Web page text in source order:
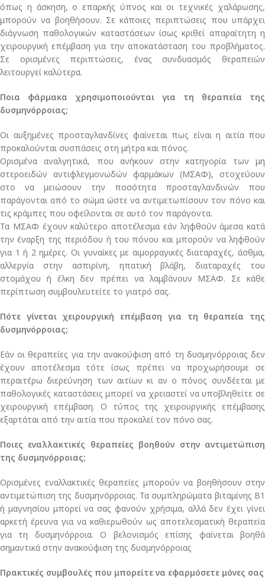
όπως η άσκηση, ο επαρκής ύπνος και οι τεχνικές χαλάρωσης,
μπορούν να βοηθήσουν. Σε κάποιες περιπτώσεις που υπάρχει
διάγνωση παθολογικών καταστάσεων ίσως κριθεί απαραίτητη η
χειρουργική επέμβαση για την αποκατάσταση του προβλήματος.
Σε ορισμένες περιπτώσεις, ένας συνδυασμός θεραπειών
λειτουργεί καλύτερα.
Ποια φάρμακα χρησιμοποιούνται για τη θεραπεία της
δυσμηνόρροιας;
Οι αυξημένες προσταγλανδίνες φαίνεται πως είναι η αιτία που
προκαλούνται συσπάσεις στη μήτρα και πόνος.
Ορισμένα αναλγητικά, που ανήκουν στην κατηγορία των μη
στεροειδών αντιφλεγμονωδών φαρμάκων (ΜΣΑΦ), στοχεύουν
στο να μειώσουν την ποσότητα προσταγλανδινών που
παράγονται από το σώμα ώστε να αντιμετωπίσουν τον πόνο και
τις κράμπες που οφείλονται σε αυτό τον παράγοντα.
Τα ΜΣΑΦ έχουν καλύτερο αποτέλεσμα εάν ληφθούν άμεσα κατά
την έναρξη της περιόδου ή του πόνου και μπορούν να ληφθούν
για 1 ή 2 ημέρες. Οι γυναίκες με αιμορραγικές διαταραχές, άσθμα,
αλλεργία στην ασπιρίνη, ηπατική βλάβη, διαταραχές του
στομάχου ή έλκη δεν πρέπει να λαμβάνουν ΜΣΑΦ. Σε κάθε
περίπτωση συμβουλευτείτε το γιατρό σας.
Πότε γίνεται χειρουργική επέμβαση για τη θεραπεία της
δυσμηνόρροιας;
Εάν οι θεραπείες για την ανακούφιση από τη δυσμηνόρροιας δεν
έχουν αποτέλεσμα τότε ίσως πρέπει να προχωρήσουμε σε
περαιτέρω διερεύνηση των αιτίων κι αν ο πόνος συνδέεται με
παθολογικές καταστάσεις μπορεί να χρειαστεί να υποβληθείτε σε
χειρουργική επέμβαση. Ο τύπος της χειρουργικής επέμβασης
εξαρτάται από την αιτία που προκαλεί τον πόνο σας.
Ποιες εναλλακτικές θεραπείες βοηθούν στην αντιμετώπιση
της δυσμηνόρροιας;
Ορισμένες εναλλακτικές θεραπείες μπορούν να βοηθήσουν στην
αντιμετώπιση της δυσμηνόρροιας. Τα συμπληρώματα βιταμίνης Β1
ή μαγνησίου μπορεί να σας φανούν χρήσιμα, αλλά δεν έχει γίνει
αρκετή έρευνα για να καθιερωθούν ως αποτελεσματική θεραπεία
για τη δυσμηνόρροια. Ο βελονισμός επίσης φαίνεται βοηθά
σημαντικά στην ανακούφιση της δυσμηνόρροιας
Πρακτικές συμβουλές που μπορείτε να εφαρμόσετε μόνες σας